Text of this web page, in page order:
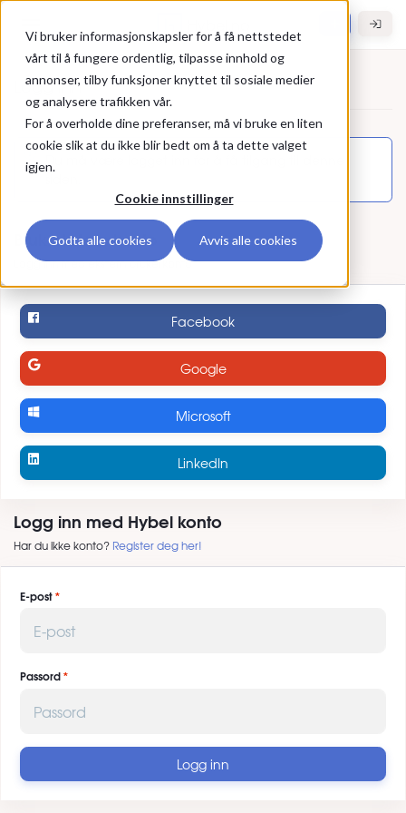
Vi bruker informasjonskapsler for å få nettstedet
vårt til å fungere ordentlig, tilpasse innhold og
annonser, tilby funksjoner knyttet til sosiale medier
og analysere trafikken vår.
For å overholde dine preferanser, må vi bruke en liten
cookie slik at du ikke blir bedt om å ta dette valget
igjen.
Cookie innstillinger
Godta alle cookies Avvis alle cookies
Logg inn
Logg inn
Bruk ekstern konto
Logg inn med ekstern brukerkonto
Facebook
Google
Microsoft
LinkedIn
Logg inn med Hybel konto
Har du ikke konto? Register deg her!
E-post
Passord
Logg inn